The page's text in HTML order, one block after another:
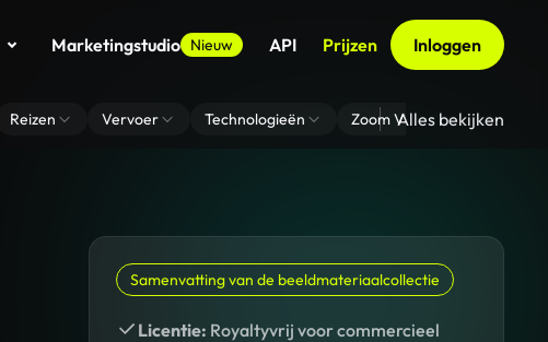
Marketingstudio Nieuw API Prijzen Inloggen
Reizen Vervoer Technologieën Zoom Virtuele
Alles bekijken
Samenvatting van de beeldmateriaalcollectie
Licentie: Royaltyvrij voor commercieel